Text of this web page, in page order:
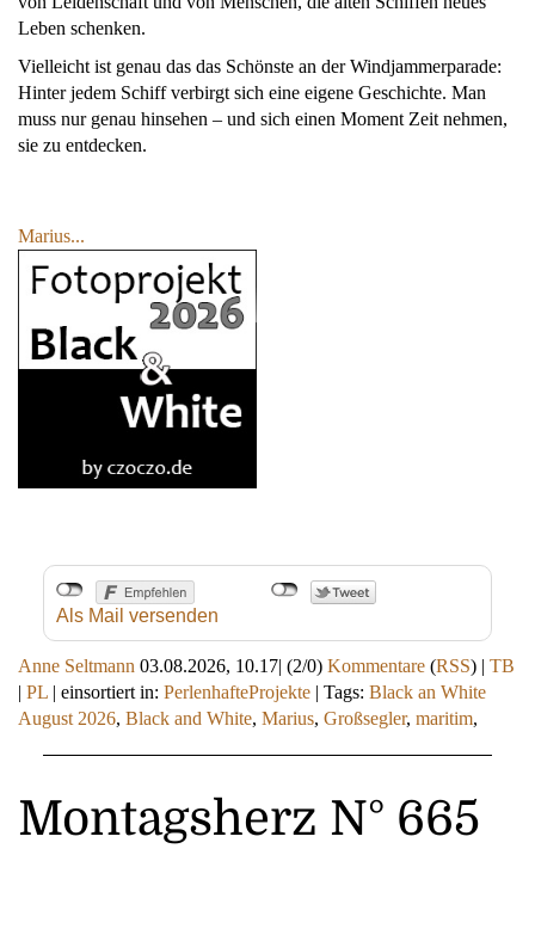
Leben schenken.
Vielleicht ist genau das das Schönste an der Windjammerparade:
Hinter jedem Schiff verbirgt sich eine eigene Geschichte. Man
muss nur genau hinsehen – und sich einen Moment Zeit nehmen,
sie zu entdecken.
Marius...
Als Mail versenden
Anne Seltmann 03.08.2026, 10.17| (2/0) Kommentare (RSS) | TB
| PL | einsortiert in: PerlenhafteProjekte | Tags: Black an White
August 2026, Black and White, Marius, Großsegler, maritim,
Montagsherz N° 665